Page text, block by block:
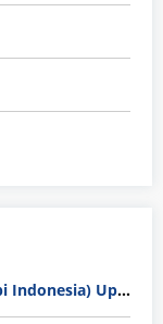
Gaji Karyawan PT KAI (Kereta Api Indonesia) Update 2025